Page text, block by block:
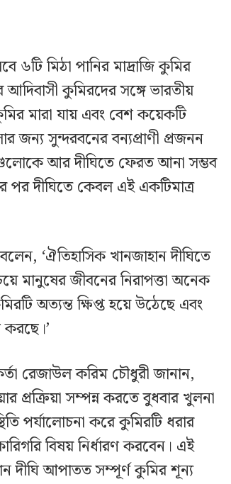
মিঠা পানির মাদ্রাজি কুমির
কুমিরদের সঙ্গে ভারতীয়
মারা যায় এবং বেশ কয়েকটি
জন্য সুন্দরবনের বন্যপ্রাণী প্রজনন
আর দীঘিতে ফেরত আনা সম্ভব
পর দীঘিতে কেবল এই একটিমাত্র
‘ঐতিহাসিক খানজাহান দীঘিতে
মানুষের জীবনের নিরাপত্তা অনেক
অত্যন্ত ক্ষিপ্ত হয়ে উঠেছে এবং
রেজাউল করিম চৌধুরী জানান,
প্রক্রিয়া সম্পন্ন করতে বুধবার খুলনা
পর্যালোচনা করে কুমিরটি ধরার
বিষয় নির্ধারণ করবেন। এই
দীঘি আপাতত সম্পূর্ণ কুমির শূন্য